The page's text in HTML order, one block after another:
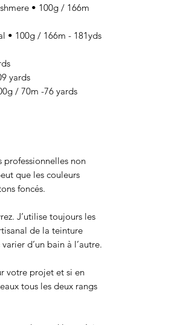
• 100g / 166m
• 100g / 166m - 181yds
yards
/ 70m -76 yards
professionnelles non
que les couleurs
foncés.
J’utilise toujours les
de la teinture
d’un bain à l’autre.
votre projet et si en
tous les deux rangs